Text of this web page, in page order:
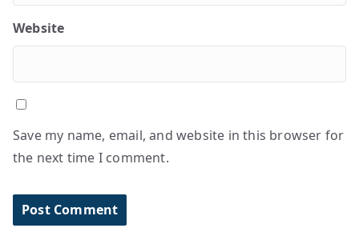
Website
Save my name, email, and website in this browser for
the next time I comment.